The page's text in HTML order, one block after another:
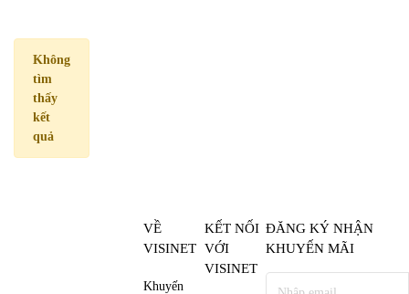
Không
tìm
thấy
kết
quả
VỀ
VISINET
Khuyến
KẾT NỐI
VỚI
VISINET
ĐĂNG KÝ NHẬN
KHUYẾN MÃI